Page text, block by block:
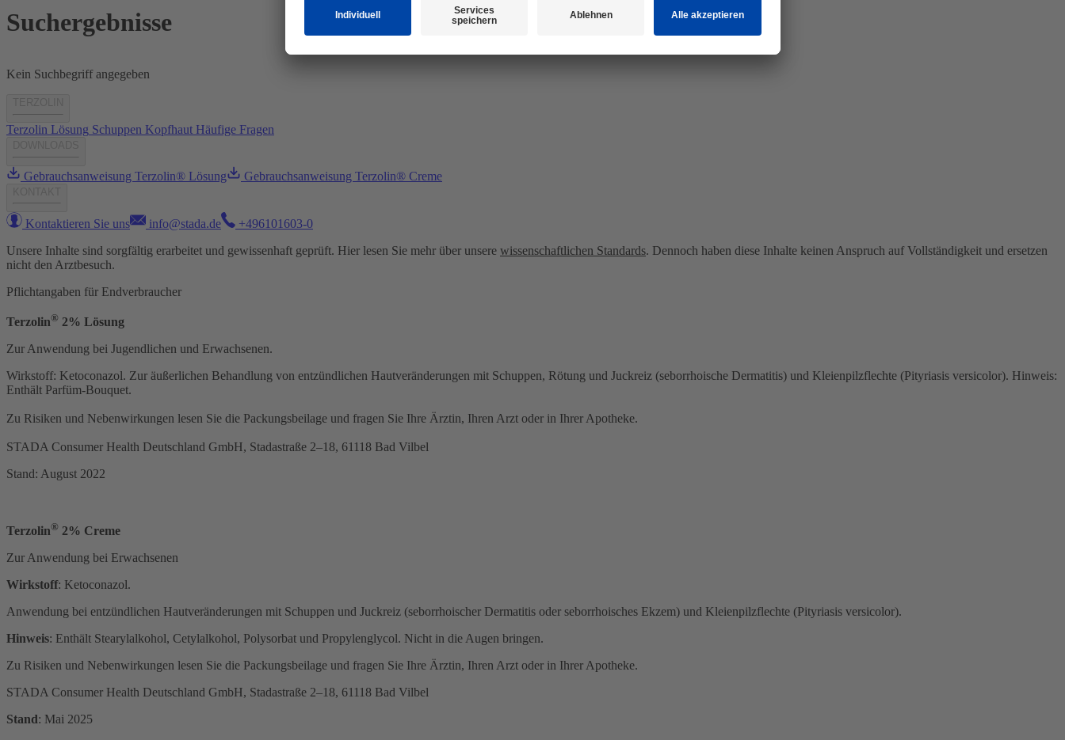
Suchergebnisse
Kein Suchbegriff angegeben
Terzolin Lösung Schuppen Kopfhaut Häufige Fragen
Gebrauchsanweisung Terzolin® Lösung Gebrauchsanweisung Terzolin® Creme
Kontaktieren Sie uns info@stada.de
+496101603-0
Unsere Inhalte sind sorgfältig erarbeitet und gewissenhaft geprüft. Hier lesen Sie mehr über unsere wissenschaftlichen Standards. Dennoch haben diese Inhalte keinen Anspruch auf Vollständigkeit und ersetzen
nicht den Arztbesuch.
Pflichtangaben für Endverbraucher
Terzolin® 2% Lösung
Zur Anwendung bei Jugendlichen und Erwachsenen.
Wirkstoff: Ketoconazol. Zur äußerlichen Behandlung von entzündlichen Hautveränderungen mit Schuppen, Rötung und Juckreiz (seborrhoische Dermatitis) und Kleienpilzflechte (Pityriasis versicolor). Hinweis:
Enthält Parfüm-Bouquet.
Zu Risiken und Nebenwirkungen lesen Sie die Packungsbeilage und fragen Sie Ihre Ärztin, Ihren Arzt oder in Ihrer Apotheke.
STADA Consumer Health Deutschland GmbH, Stadastraße 2–18, 61118 Bad Vilbel
Stand: August 2022
Terzolin® 2% Creme
Zur Anwendung bei Erwachsenen
Wirkstoff: Ketoconazol.
Anwendung bei entzündlichen Hautveränderungen mit Schuppen und Juckreiz (seborrhoischer Dermatitis oder seborrhoisches Ekzem) und Kleienpilzflechte (Pityriasis versicolor).
Hinweis: Enthält Stearylalkohol, Cetylalkohol, Polysorbat und Propylenglycol. Nicht in die Augen bringen.
Zu Risiken und Nebenwirkungen lesen Sie die Packungsbeilage und fragen Sie Ihre Ärztin, Ihren Arzt oder in Ihrer Apotheke.
STADA Consumer Health Deutschland GmbH, Stadastraße 2–18, 61118 Bad Vilbel
Stand: Mai 2025